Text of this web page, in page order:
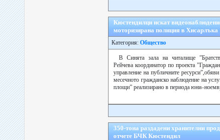
Кюстендилци искат
моторизирана полиция в Хисарлъка
Категория: Общество
В Синята зала на читалище
Рейчева координатор по проекта
управление на публичните
месечното гражданско наблюдение на
площи” реализирано в периода
350-тона раздадени хранителни
отчете БЧК Кюстендил